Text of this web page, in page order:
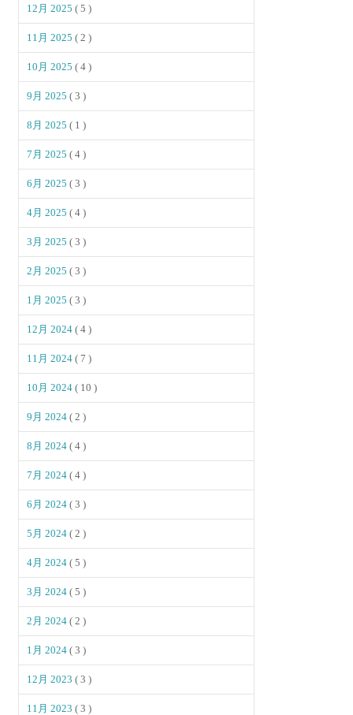
12月 2025( 5 )
11月 2025( 2 )
10月 2025( 4 )
9月 2025( 3 )
8月 2025( 1 )
7月 2025( 4 )
6月 2025( 3 )
4月 2025( 4 )
3月 2025( 3 )
2月 2025( 3 )
1月 2025( 3 )
12月 2024( 4 )
11月 2024( 7 )
10月 2024( 10 )
9月 2024( 2 )
8月 2024( 4 )
7月 2024( 4 )
6月 2024( 3 )
5月 2024( 2 )
4月 2024( 5 )
3月 2024( 5 )
2月 2024( 2 )
1月 2024( 3 )
12月 2023( 3 )
11月 2023( 3 )